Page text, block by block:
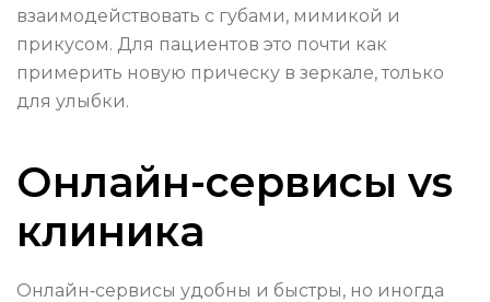
взаимодействовать с губами, мимикой и
прикусом. Для пациентов это почти как
примерить новую прическу в зеркале, только
для улыбки.
Онлайн-сервисы vs
клиника
Онлайн‑сервисы удобны и быстры, но иногда